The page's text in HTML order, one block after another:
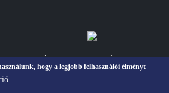
hogy a legjobb felhasználói élményt